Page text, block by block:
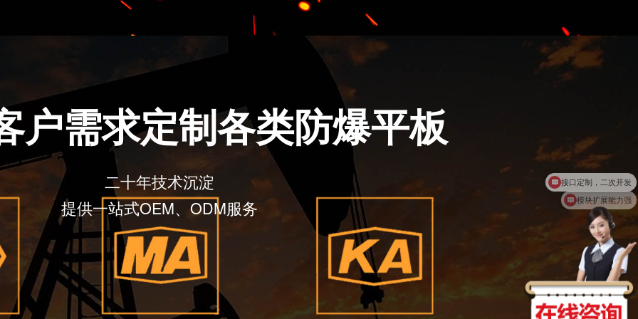
客户需求定制各类防爆平板